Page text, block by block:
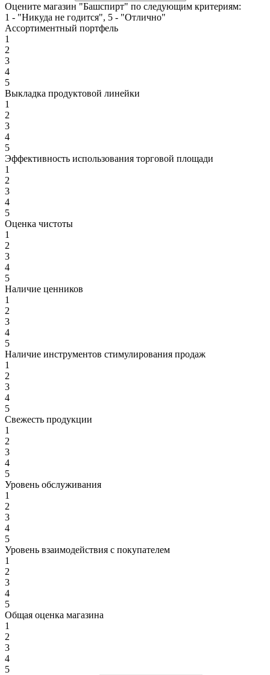
Оцените магазин "Башспирт" по следующим критериям:
1 - "Никуда не годится", 5 - "Отлично"
Ассортиментный портфель
1
2
3
4
5
Выкладка продуктовой линейки
1
2
3
4
5
Эффективность использования торговой площади
1
2
3
4
5
Оценка чистоты
1
2
3
4
5
Наличие ценников
1
2
3
4
5
Наличие инструментов стимулирования продаж
1
2
3
4
5
Свежесть продукции
1
2
3
4
5
Уровень обслуживания
1
2
3
4
5
Уровень взаимодействия с покупателем
1
2
3
4
5
Общая оценка магазина
1
2
3
4
5